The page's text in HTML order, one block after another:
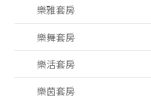
樂雅套房
樂舞套房
樂活套房
樂茵套房